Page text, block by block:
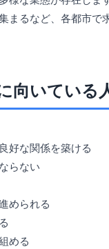
まるなど、各都市
向いている
好な関係を築ける
らない
められる
める